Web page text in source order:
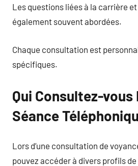
Les questions liées à la carrière
également souvent abordées.
Chaque consultation est
spécifiques.
Qui Consultez-vous
Séance
Lors d’une consultation de
pouvez accéder à divers profils